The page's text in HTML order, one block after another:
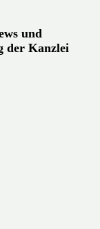
und
der Kanzlei